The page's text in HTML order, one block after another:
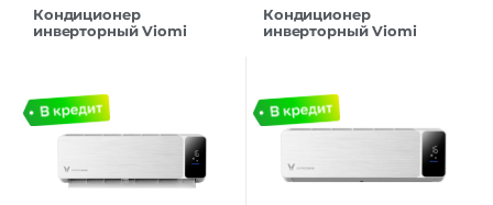
Кондиционер
инверторный Viomi
Кондиционер
инверторный Viomi